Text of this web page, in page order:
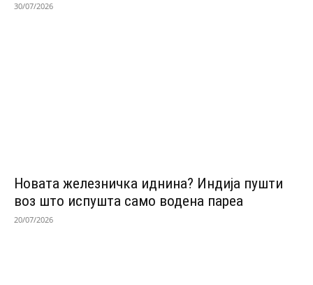
30/07/2026
Новата железничка иднина? Индија пушти
воз што испушта само водена пареа
20/07/2026